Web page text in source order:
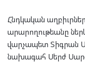
Հնդկական
արարողութեանը
վարչապետ Տիգրան
նախագահ Սերժ